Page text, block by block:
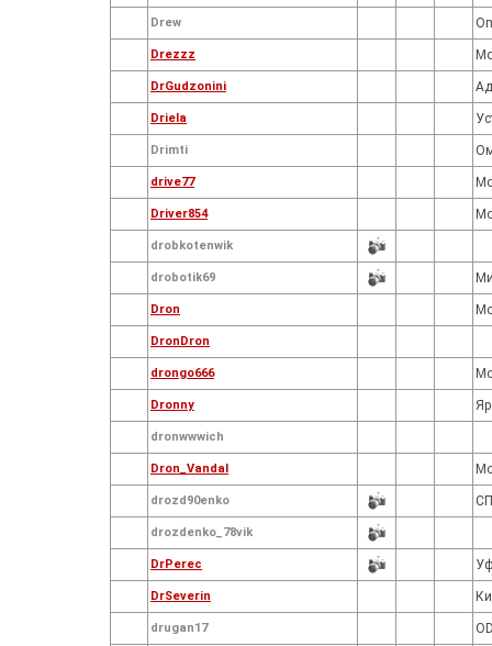
Drew
Drezzz
DrGudzonini
Driela
Drimti
drive77
Driver854
drobkotenwik
drobotik69
Dron
DronDron
drongo666
Dronny
dronwwwich
Dron_Vandal
drozd90enko
drozdenko_78vik
DrPerec
DrSeverin
drugan17